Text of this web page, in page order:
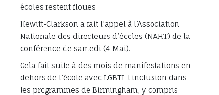
écoles restent floues
Hewitt-Clarkson a fait l’appel à l’Association
Nationale des directeurs d’écoles (NAHT) de la
conférence de samedi (4 Mai).
Cela fait suite à des mois de manifestations en
dehors de l’école avec LGBTI-l’inclusion dans
les programmes de Birmingham, y compris